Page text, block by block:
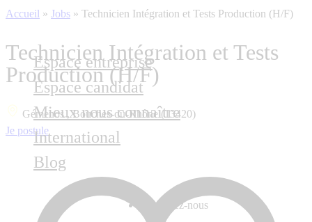
Espace entreprise
Espace candidat
Mieux nous connaître
International
Blog
Contactez-nous
Accueil » Jobs » Technicien Intégration et Tests Production (H/F)
Technicien Intégration et Tests
Production (H/F)
Gémenos , Bouches-du-Rhône (13420)
Je postule